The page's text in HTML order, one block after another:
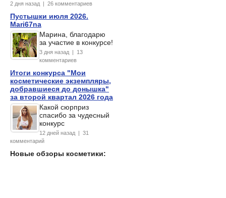
2 дня назад | 26 комментариев
Пустышки июля 2026.
Mari67na
Марина, благодарю
за участие в конкурсе!
3 дня назад | 13
комментариев
Итоги конкурса "Мои
косметические экземпляры,
добравшиеся до донышка"
за второй квартал 2026 года
Какой сюрприз
спасибо за чудесный
конкурс
12 дней назад | 31
комментарий
Новые обзоры косметики: